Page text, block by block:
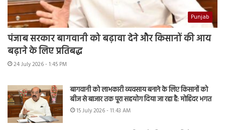
Punjab
पंजाब सरकार बागवानी को बढ़ावा देने और किसानों की आय
बढ़ाने के लिए प्रतिबद्ध
24 July 2026 - 1:45 PM
बागवानी को लाभकारी व्यवसाय बनाने के लिए किसानों को
बीज से बाजार तक पूरा सहयोग दिया जा रहा है: मोहिंदर भगत
15 July 2026 - 11:43 AM